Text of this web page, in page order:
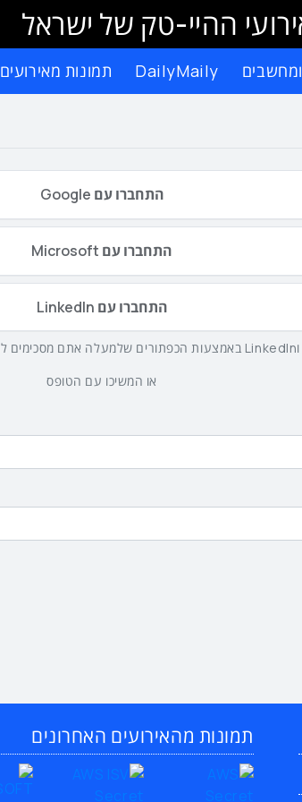
ההיי-טק של ישראל
DailyMaily תמונות מאירועים
התחברו עם Google
התחברו עם Microsoft
התחברו עם LinkedIn
או המשיכו עם הטופס
תמונות מהאירועים האחרונים